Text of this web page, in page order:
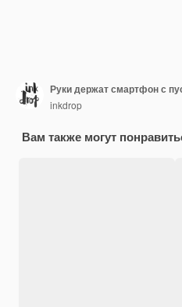
inkdrop
Вам также могут